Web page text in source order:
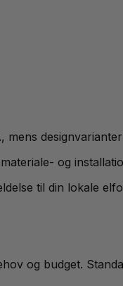
og
til din lokale
og budget.